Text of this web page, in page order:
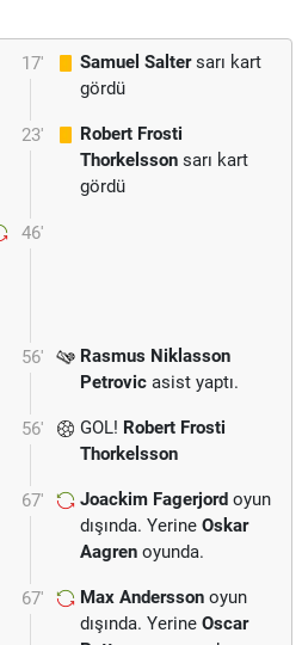
17' Samuel Saltersarı kart
gördü
23'
Robert Frosti
Thorkelsson sarı kart
gördü
46'
56'
Rasmus Niklasson
Petrovic asist yaptı.
56' GOL! Robert Frosti
Thorkelsson
67' Joackim Fagerjord oyun
dışında. Yerine Oskar
Aagren oyunda.
67' Max Andersson oyun
dışında. Yerine Oscar